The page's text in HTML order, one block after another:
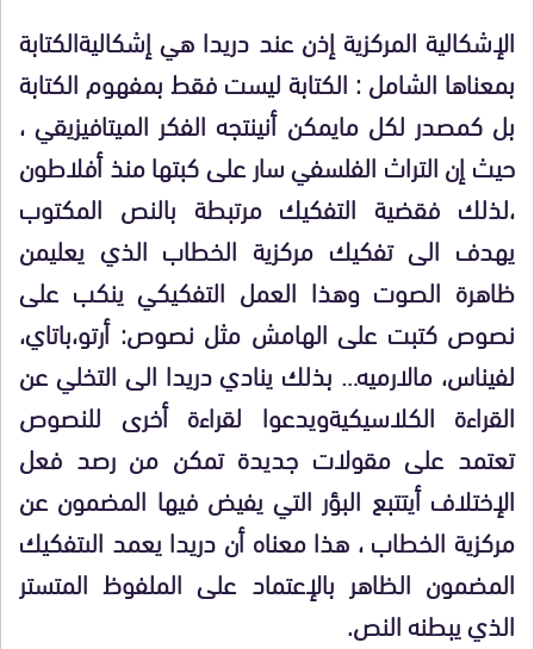
الإشكالية المركزية إذن عند دريدا هي إشكاليةالكتابة
بمعناها الشامل : الكتابة ليست فقط بمفهوم الكتابة
بل كمصدر لكل مايمكن أنينتجه الفكر الميتافيزيقي ،
حيث إن التراث الفلسفي سار على كبتها منذ أفلاطون
،لذلك فقضية التفكيك مرتبطة بالنص المكتوب
يهدف الى تفكيك مركزية الخطاب الذي يعليمن
ظاهرة الصوت وهذا العمل التفكيكي ينكب على
نصوص كتبت على الهامش مثل نصوص: أرتو،باتاي،
لفيناس، مالارميه… بذلك ينادي دريدا الى التخلي عن
القراءة الكلاسيكيةويدعوا لقراءة أخرى للنصوص
تعتمد على مقولات جديدة تمكن من رصد فعل
الإختلاف أيتتبع البؤر التي يفيض فيها المضمون عن
مركزية الخطاب ، هذا معناه أن دريدا يعمد الىتفكيك
المضمون الظاهر بالإعتماد على الملفوظ المتستر
الذي يبطنه النص.